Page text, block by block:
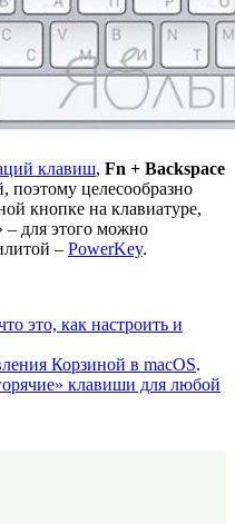
клавиш, Fn + Backspace
поэтому целесообразно
кнопке на клавиатуре,
для этого можно
– PowerKey.
это, как настроить и
Корзиной в macOS.
клавиши для любой